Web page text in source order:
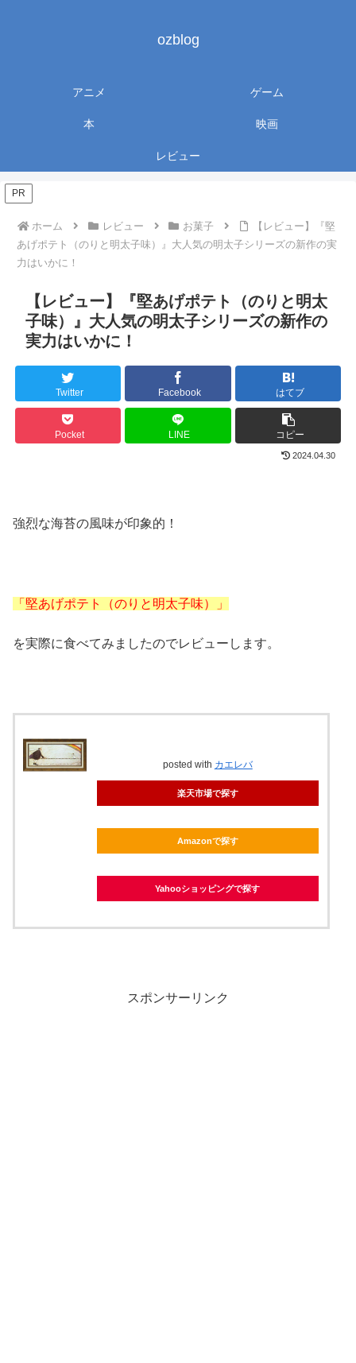
ozblog
アニメ ゲーム
本 映画
レビュー
ホーム レビュー お菓子
【レビュー】『堅
あげポテト（のりと明太子味）』大人気の明太子シリーズの新作の実
力はいかに！
PR
【レビュー】『堅あげポテト（のりと明太
子味）』大人気の明太子シリーズの新作の
実力はいかに！
Twitter Facebook はてブ
Pocket LINE コピー
2024.04.30
強烈な海苔の風味が印象的！
「堅あげポテト（のりと明太子味）」
を実際に食べてみましたのでレビューします。
posted with カエレバ
楽天市場で探す
Amazonで探す
Yahooショッピングで探す
スポンサーリンク